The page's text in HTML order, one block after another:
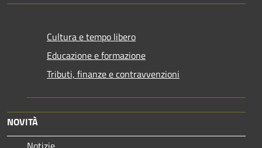
Cultura e tempo libero
Educazione e formazione
Tributi, finanze e contravvenzioni
NOVITÀ